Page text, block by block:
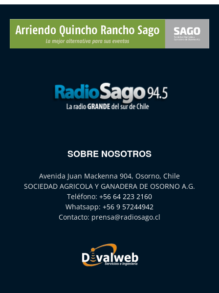
SOBRE NOSOTROS
Avenida Juan Mackenna 904, Osorno, Chile
SOCIEDAD AGRICOLA Y GANADERA DE OSORNO A.G.
Teléfono: +56 64 223 2160
Whatsapp: +56 9 57244942
Contacto: prensa@radiosago.cl